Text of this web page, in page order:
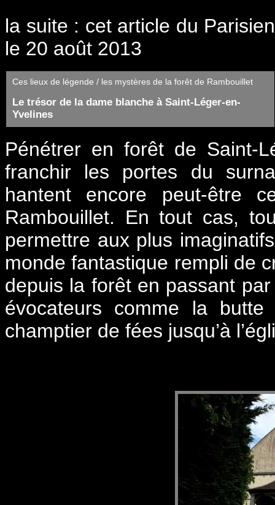
la suite : cet article du
le 20 août 2013
Ces lieux de légende / les mystères de la forêt de Rambouillet
Le trésor de la dame blanche à Saint-Léger-en-
Yvelines
Pénétrer en forêt de Saint-
franchir les portes du
hantent encore peut-être
Rambouillet. En tout cas,
permettre aux plus
monde fantastique rempli de
depuis la forêt en passant
évocateurs comme la
champtier de fées jusqu’à